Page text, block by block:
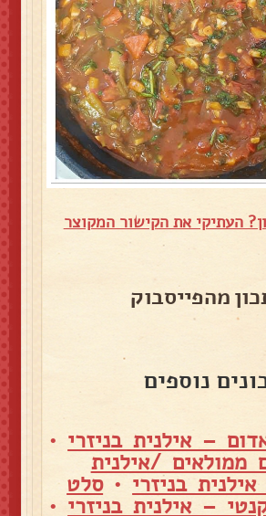
העתיקי את הקישור המקוצר
מהפייסבוק
נוספים
– אילנית בניזרי •
ממולאים /אילנית
בניזרי •סלט
– אילנית בניזרי •